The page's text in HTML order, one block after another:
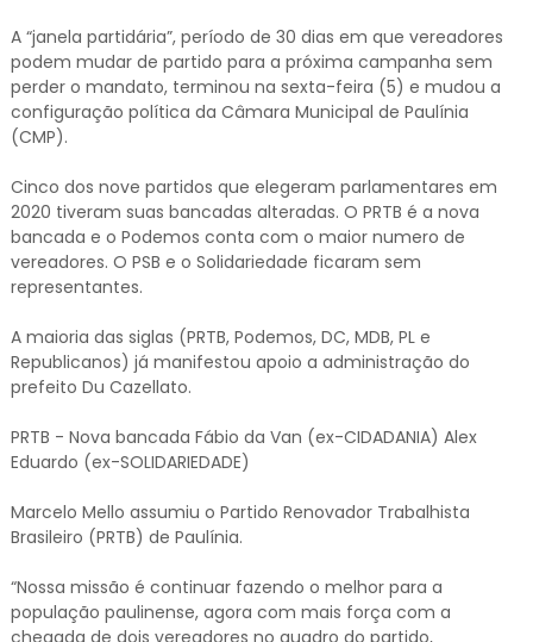
A “janela partidária”, período de 30 dias em que vereadores
podem mudar de partido para a próxima campanha sem
perder o mandato, terminou na sexta-feira (5) e mudou a
configuração política da Câmara Municipal de Paulínia
(CMP).
Cinco dos nove partidos que elegeram parlamentares em
2020 tiveram suas bancadas alteradas. O PRTB é a nova
bancada e o Podemos conta com o maior numero de
vereadores. O PSB e o Solidariedade ficaram sem
representantes.
A maioria das siglas (PRTB, Podemos, DC, MDB, PL e
Republicanos) já manifestou apoio a administração do
prefeito Du Cazellato.
PRTB - Nova bancada Fábio da Van (ex-CIDADANIA) Alex
Eduardo (ex-SOLIDARIEDADE)
Marcelo Mello assumiu o Partido Renovador Trabalhista
Brasileiro (PRTB) de Paulínia.
“Nossa missão é continuar fazendo o melhor para a
população paulinense, agora com mais força com a
chegada de dois vereadores no quadro do partido,